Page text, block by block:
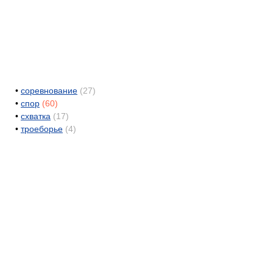
• соревнование (27)
• спор (60)
• схватка (17)
• троеборье (4)